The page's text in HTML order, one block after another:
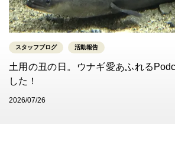
スタッフブログ 活動報告
土用の丑の日。ウナギ愛あふれる
した！
2026/07/26